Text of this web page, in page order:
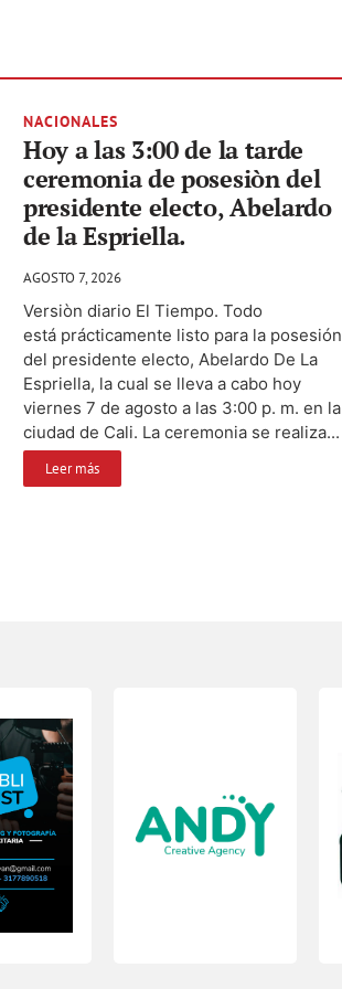
NACIONALES
Hoy a las 3:00 de la tarde
ceremonia de posesiòn del
presidente electo, Abelardo
de la Espriella.
AGOSTO 7, 2026
Versiòn diario El Tiempo. Todo
está prácticamente listo para la posesión
del presidente electo, Abelardo De La
Espriella, la cual se lleva a cabo hoy
viernes 7 de agosto a las 3:00 p. m. en la
ciudad de Cali. La ceremonia se realiza...
Leer más